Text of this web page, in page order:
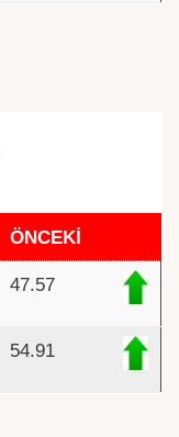
ÖNCEKİ
47.57
54.91